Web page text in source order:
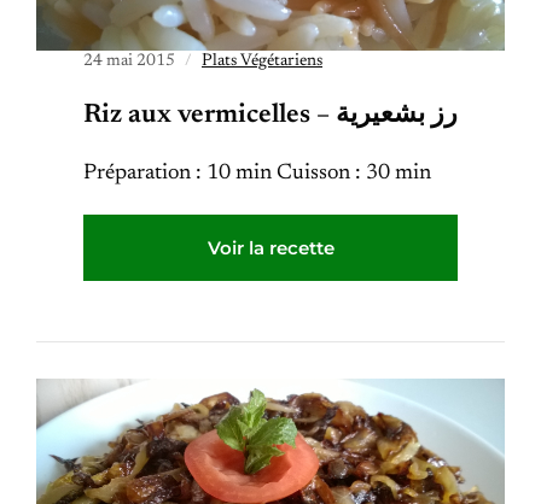
24 mai 2015 Plats Végétariens
Riz aux vermicelles – رز بشعيرية
Préparation : 10 min Cuisson : 30 min
Voir la recette